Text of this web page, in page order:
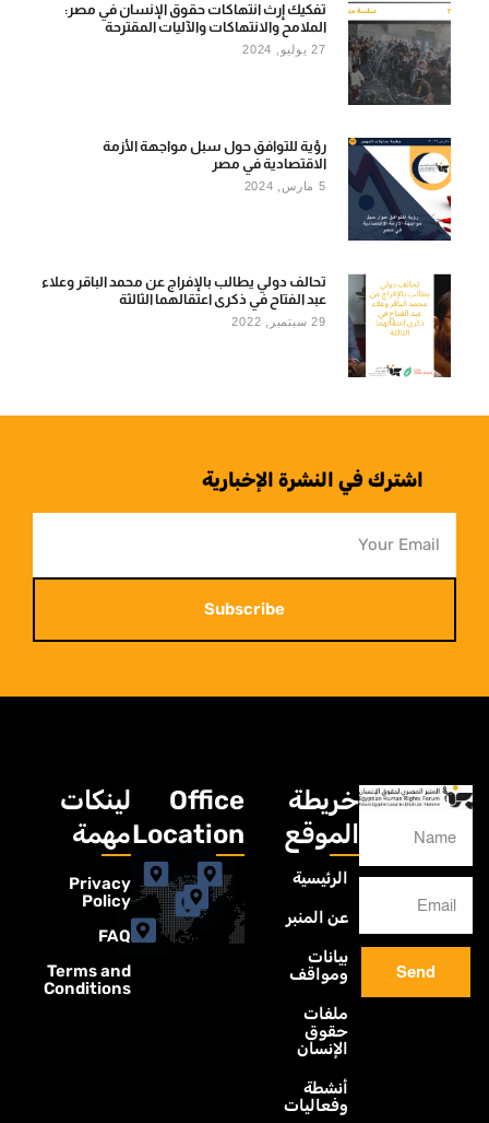
تفكيك إرث انتهاكات حقوق الإنسان في مصر:
الملامح والانتهاكات والآليات المقترحة
27 يوليو, 2024
رؤية للتوافق حول سبل مواجهة الأزمة
الاقتصادية في مصر
5 مارس, 2024
تحالف دولي يطالب بالإفراج عن محمد الباقر وعلاء
عبد الفتاح في ذكرى اعتقالهما الثالثة
29 سبتمبر, 2022
اشترك في النشرة الإخبارية
Subscribe
Send
خريطة
الموقع
الرئيسية
عن المنبر
بيانات
ومواقف
ملفات
حقوق
الإنسان
أنشطة
وفعاليات
Office
Location
لينكات
مهمة
Privacy
Policy
FAQ
Terms and
Conditions